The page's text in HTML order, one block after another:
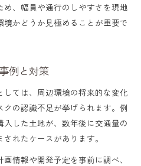
、幅員や通行のしやすさを現地
かどうか見極めることが重要で
例と対策
ては、周辺環境の将来的な変化
の認識不足が挙げられます。例
した土地が、数年後に交通量の
れたケースがあります。
情報や開発予定を事前に調べ、